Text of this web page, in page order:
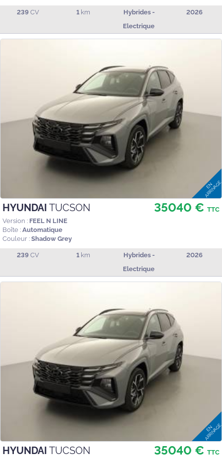
239 CV 1 km
Hybrides -
Electrique
2026
HYUNDAI TUCSON
Version : FEEL N LINE
Boîte : Automatique
Couleur : Shadow Grey
35040 € TTC
239 CV 1 km
Hybrides -
Electrique
2026
HYUNDAI TUCSON 35040 € TTC